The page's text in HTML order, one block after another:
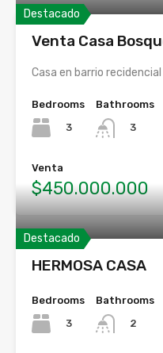
Destacado
Venta Casa
Casa en barrio
Bedrooms
3
Bathrooms
3
Venta
$450.000.000
Destacado
HERMOSA CASA
Bedrooms
3
Bathrooms
2